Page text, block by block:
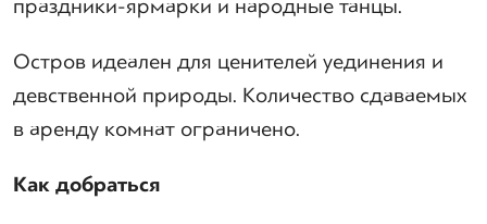
праздники-ярмарки и народные танцы.
Остров идеален для ценителей уединения и
девственной природы. Количество сдаваемых
в аренду комнат ограничено.
Как добраться